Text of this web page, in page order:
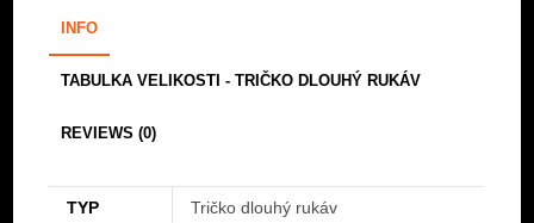
Pope
množství
INFO
TABULKA VELIKOSTI - TRIČKO DLOUHÝ RUKÁV
REVIEWS (0)
TYP Tričko dlouhý rukáv